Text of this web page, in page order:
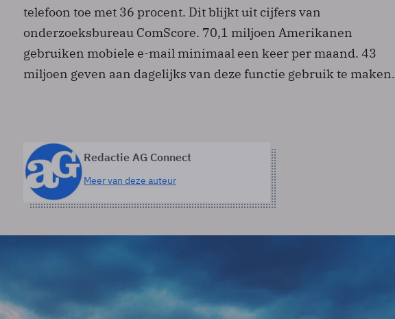
telefoon toe met 36 procent. Dit blijkt uit cijfers van
onderzoeksbureau ComScore. 70,1 miljoen Amerikanen
gebruiken mobiele e-mail minimaal een keer per maand. 43
miljoen geven aan dagelijks van deze functie gebruik te maken.
Redactie AG Connect
Meer van deze auteur